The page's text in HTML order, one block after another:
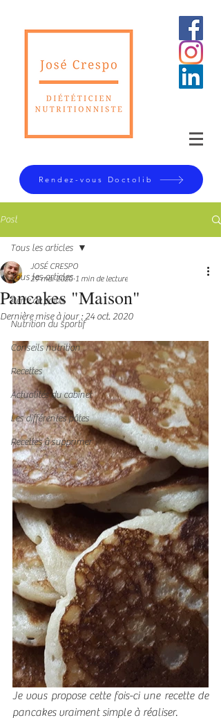
Rendez-vous Doctolib
Post
Tous les articles
Perte de poids
Nutrition du sportif
Conseils nutrition
Recettes
Actualités du cabinet
Les différentes pâtes
Recettes à supprimer
Tous les articles
Pancakes "Maison"
JOSÉ CRESPO
29 mai 2020 1 min de lecture
Dernière mise à jour :24 oct. 2020
Je vous propose cette fois-ci une recette de
pancakes vraiment simple à réaliser.